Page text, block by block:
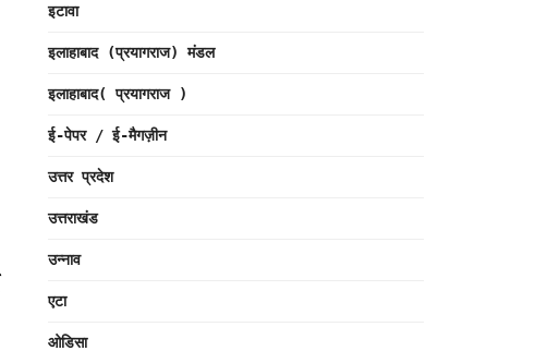
इटावा
इलाहाबाद (प्रयागराज) मंडल
इलाहाबाद( प्रयागराज )
ई-पेपर / ई-मैगज़ीन
उत्तर प्रदेश
उत्तराखंड
उन्नाव
एटा
ओडिसा